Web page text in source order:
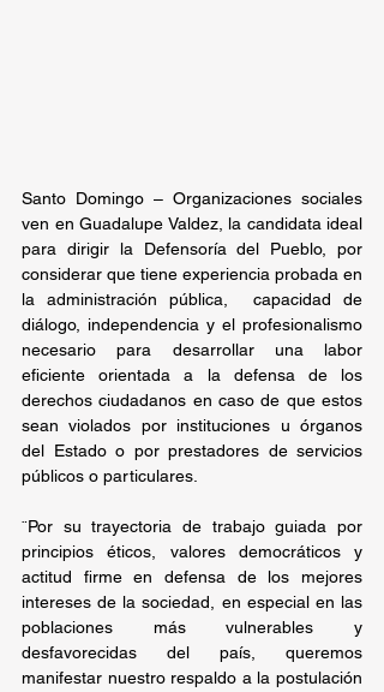
Santo Domingo – Organizaciones sociales
ven en Guadalupe Valdez, la candidata ideal
para dirigir la Defensoría del Pueblo, por
considerar que tiene experiencia probada en
la administración pública,  capacidad de
diálogo, independencia y el profesionalismo
necesario para desarrollar una labor
eficiente orientada a la defensa de los
derechos ciudadanos en caso de que estos
sean violados por instituciones u órganos
del Estado o por prestadores de servicios
públicos o particulares.
¨Por su trayectoria de trabajo guiada por
principios éticos, valores democráticos y
actitud firme en defensa de los mejores
intereses de la sociedad, en especial en las
poblaciones más vulnerables y
desfavorecidas del país, queremos
manifestar nuestro respaldo a la postulación